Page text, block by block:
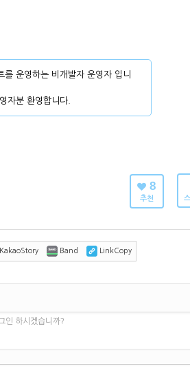
를 운영하는 비개발자 운영자 입니
자분 환영합니다.
8
추천
KakaoStory Band LinkCopy
인 하시겠습니까?